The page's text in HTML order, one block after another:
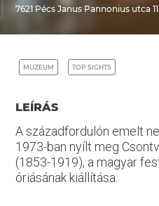
7621 Pécs Janus Pannonius utca 11.
MUZEUM TOP SIGHTS
LEÍRÁS
A századfordulón emelt
1973-ban nyílt meg
(1853-1919), a magyar
óriásának kiállítása.